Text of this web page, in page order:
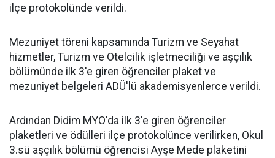
ilçe protokolünde verildi.
Mezuniyet töreni kapsamında Turizm ve Seyahat
hizmetler, Turizm ve Otelcilik işletmeciliği ve aşçılık
bölümünde ilk 3'e giren öğrenciler plaket ve
mezuniyet belgeleri ADÜ'lü akademisyenlerce verildi.
Ardından Didim MYO'da ilk 3'e giren öğrenciler
plaketleri ve ödülleri ilçe protokolünce verilirken, Okul
3.sü aşçılık bölümü öğrencisi Ayşe Mede plaketini